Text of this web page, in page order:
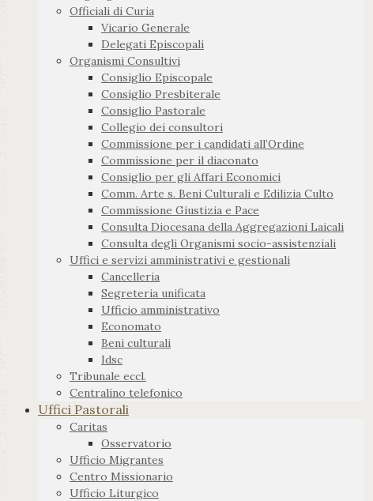
Officiali di Curia
Vicario Generale
Delegati Episcopali
Organismi Consultivi
Consiglio Episcopale
Consiglio Presbiterale
Consiglio Pastorale
Collegio dei consultori
Commissione per i candidati all’Ordine
Commissione per il diaconato
Consiglio per gli Affari Economici
Comm. Arte s. Beni Culturali e Edilizia Culto
Commissione Giustizia e Pace
Consulta Diocesana della Aggregazioni Laicali
Consulta degli Organismi socio-assistenziali
Uffici e servizi amministrativi e gestionali
Cancelleria
Segreteria unificata
Ufficio amministrativo
Economato
Beni culturali
Idsc
Tribunale eccl.
Centralino telefonico
Uffici Pastorali
Caritas
Osservatorio
Ufficio Migrantes
Centro Missionario
Ufficio Liturgico